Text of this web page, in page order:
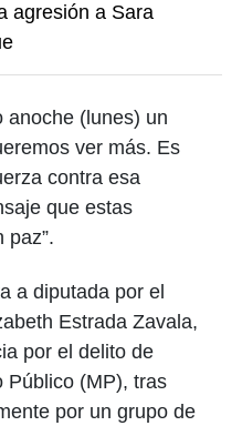
agresión a Sara
anoche (lunes) un
ver más. Es
contra esa
que estas
paz”.
a diputada por el
Estrada Zavala,
por el delito de
Público (MP), tras
por un grupo de